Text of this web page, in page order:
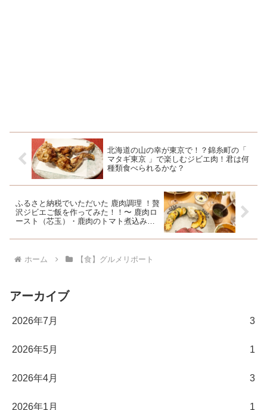
北海道の山の幸が東京で！？錦糸町の「
マタギ東京 」で楽しむジビエ肉！君は何
種類食べられるかな？
ふるさと納税でいただいた 鹿肉調理 ！贅
沢ジビエご飯を作ってみた！！〜 鹿肉ロ
ースト（芯玉）・鹿肉のトマト煮込み
ホーム 【食】グルメリポート
アーカイブ
2026年7月 3
2026年5月 1
2026年4月 3
2026年1月 1